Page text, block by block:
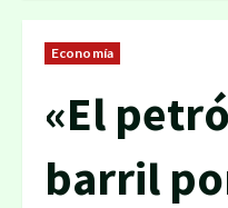
Economía
«El
barril